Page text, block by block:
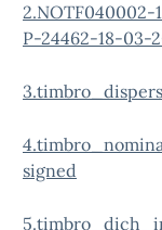
2.NOTF040002-
P-24462-18-03-
signed